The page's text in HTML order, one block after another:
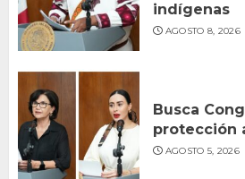
indígenas
AGOSTO 8, 2026
Busca
protección
AGOSTO 5, 2026